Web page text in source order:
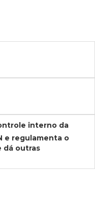
interno da
e regulamenta o
dá outras